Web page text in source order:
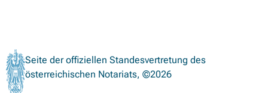
Seite der offiziellen Standesvertretung des
österreichischen Notariats, ©2026